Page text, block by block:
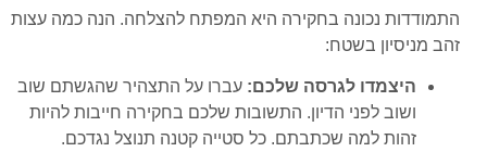
התמודדות נכונה בחקירה היא המפתח להצלחה. הנה כמה עצות
זהב מניסיון בשטח:
היצמדו לגרסה שלכם: עברו על התצהיר שהגשתם שוב
ושוב לפני הדיון. התשובות שלכם בחקירה חייבות להיות
זהות למה שכתבתם. כל סטייה קטנה תנוצל נגדכם.